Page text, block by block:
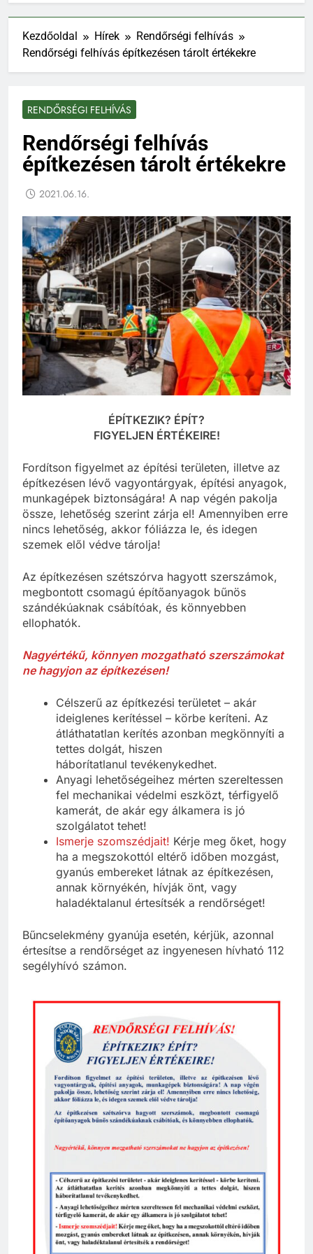
Kezdőoldal Hírek
Rendőrségi felhívás
Rendőrségi felhívás építkezésen tárolt értékekre
RENDŐRSÉGI FELHÍVÁS
Rendőrségi felhívás
építkezésen tárolt értékekre
2021.06.16.
ÉPÍTKEZIK? ÉPÍT?
FIGYELJEN ÉRTÉKEIRE!
Fordítson figyelmet az építési területen, illetve az
építkezésen lévő vagyontárgyak, építési anyagok,
munkagépek biztonságára! A nap végén pakolja
össze, lehetőség szerint zárja el! Amennyiben erre
nincs lehetőség, akkor fóliázza le, és idegen
szemek elől védve tárolja!
Az építkezésen szétszórva hagyott szerszámok,
megbontott csomagú építőanyagok bűnös
szándékúaknak csábítóak, és könnyebben
ellophatók.
Nagyértékű, könnyen mozgatható szerszámokat
ne hagyjon az építkezésen!
Célszerű az építkezési területet – akár
ideiglenes kerítéssel – körbe keríteni. Az
átláthatatlan kerítés azonban megkönnyíti a
tettes dolgát, hiszen
háborítatlanul tevékenykedhet.
Anyagi lehetőségeihez mérten szereltessen
fel mechanikai védelmi eszközt, térfigyelő
kamerát, de akár egy álkamera is jó
szolgálatot tehet!
Ismerje szomszédjait! Kérje meg őket, hogy
ha a megszokottól eltérő időben mozgást,
gyanús embereket látnak az építkezésen,
annak környékén, hívják önt, vagy
haladéktalanul értesítsék a rendőrséget!
Bűncselekmény gyanúja esetén, kérjük, azonnal
értesítse a rendőrséget az ingyenesen hívható 112
segélyhívó számon.